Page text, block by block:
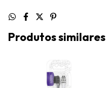
Produtos similares